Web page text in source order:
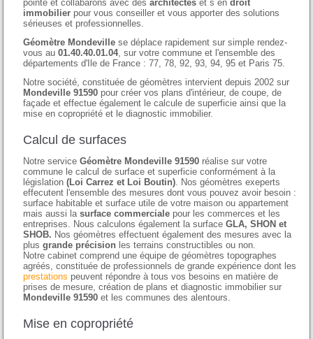
pointe et collabarons avec desarchitectes et s endroit
immobilier pour vous conseiller et vous apporter des solutions
sérieuses et professionnelles.
Géomètre Mondeville se déplace rapidement sur simple rendez-
vous au01.40.40.01.04, sur votre commune et l'ensemble des
départements d'Ile de France : 77, 78, 92, 93, 94, 95 et Paris 75.
Notre société, constituée de géomètres intervient depuis 2002 sur
Mondeville 91590 pour créer vos plans d'intérieur, de coupe, de
façade et effectue également le calcule de superficie ainsi que la
mise en copropriété et le diagnostic immobilier.
Calcul de surfaces
Notre serviceGéomètre Mondeville 91590 réalise sur votre
commune le calcul de surface et superficie conformément à la
législation(Loi Carrez et Loi Boutin). Nos géomètres exeperts
effecutent l'ensemble des mesures dont vous pouvez avoir besoin :
surface habitable et surface utile de votre maison ou appartement
mais aussi lasurface commerciale pour les commerces et les
entreprises. Nous calculons également la surfaceGLA, SHON et
SHOB. Nos géomètres effectuent également des mesures avec la
plusgrande précision les terrains constructibles ou non.
Notre cabinet comprend une équipe de géomètres topographes
agréés, constituée de professionnels de grande expérience dont les
prestations peuvent répondre à tous vos besoins en matière de
prises de mesure, création de plans et diagnostic immobilier sur
Mondeville 91590 et les communes des alentours.
Mise en copropriété